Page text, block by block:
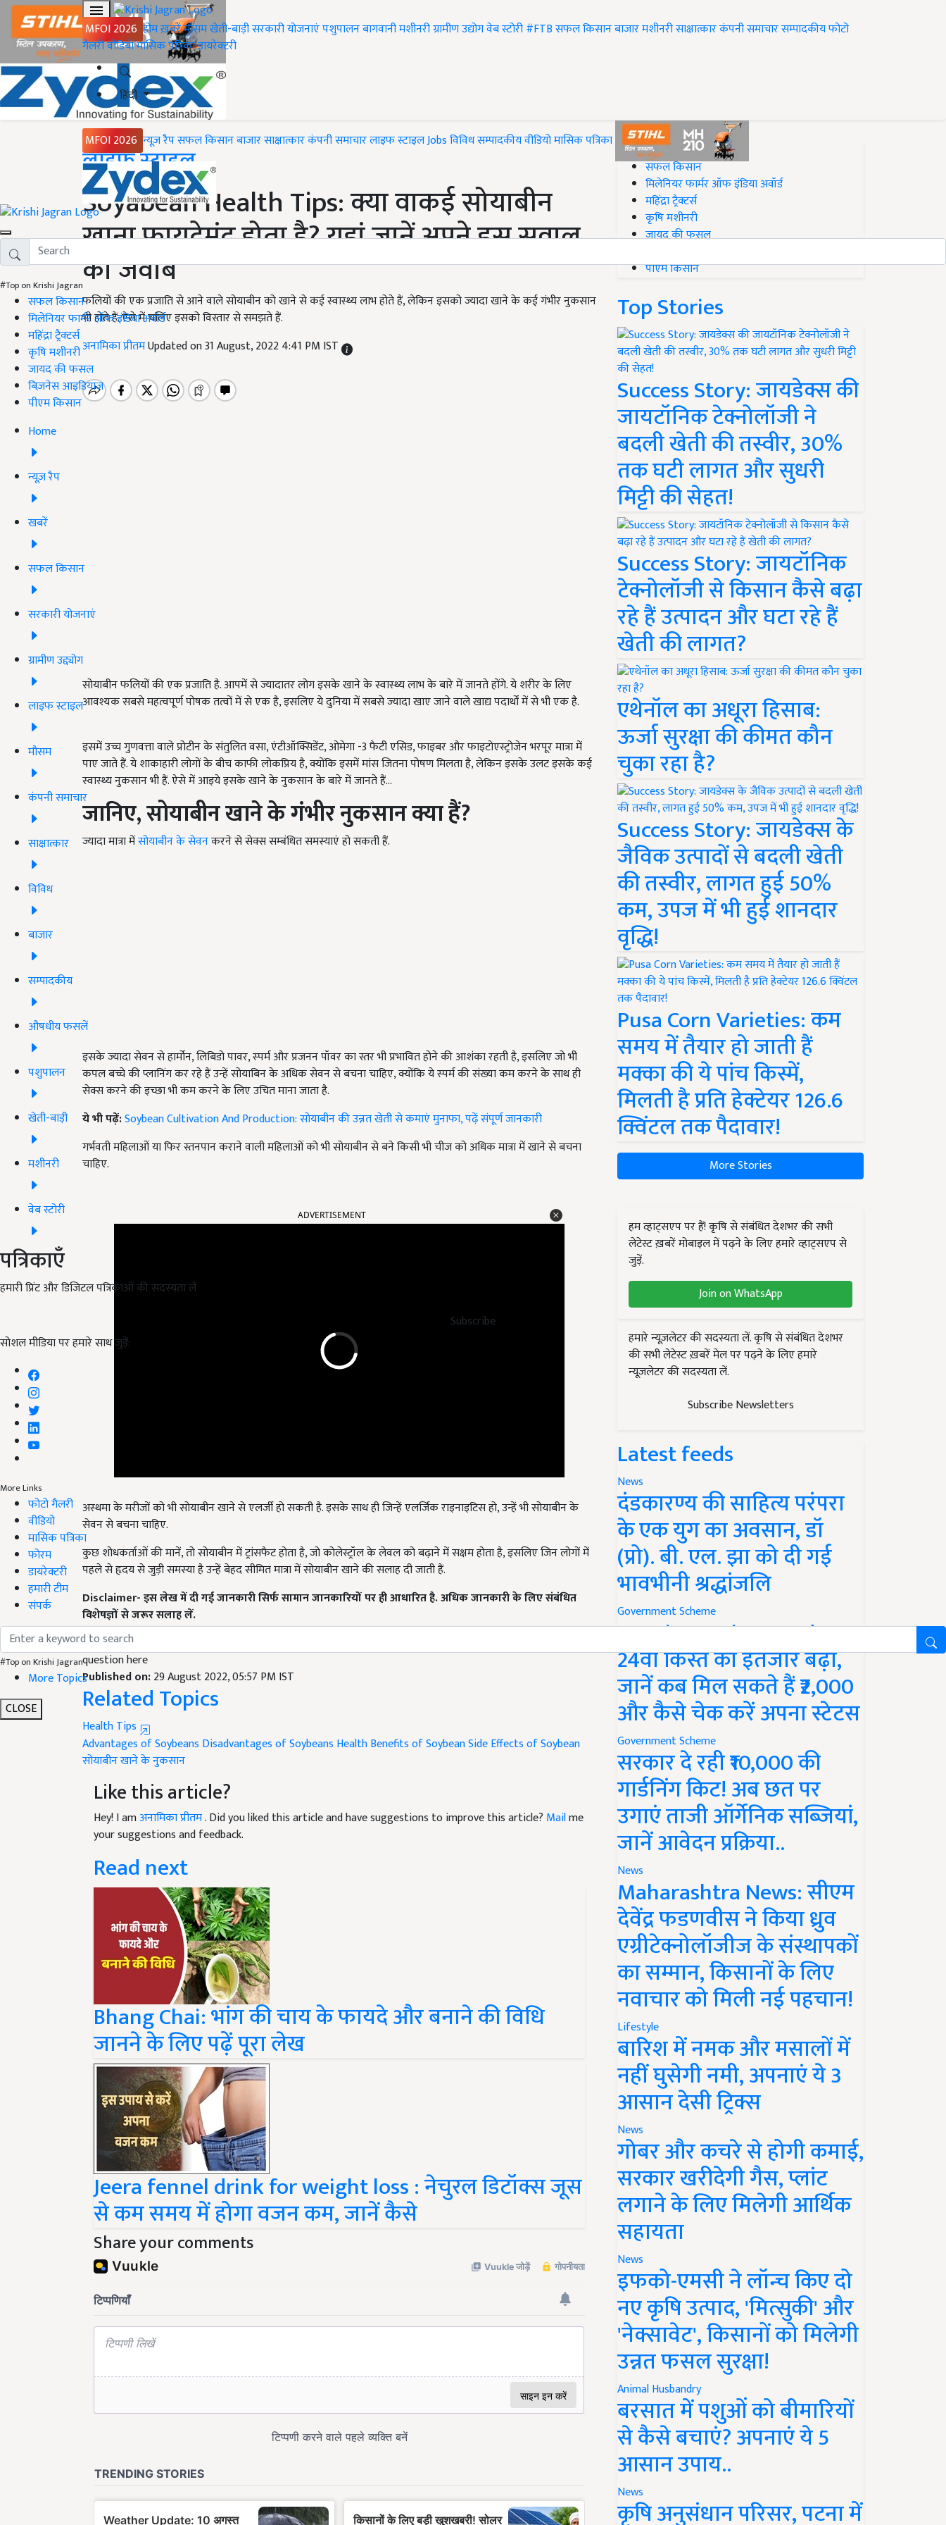
MFOI 2026 होमख़बरेंमौसमखेती-बाड़ीसरकारी योजनाएंपशुपालनबागवानीमशीनरीग्रामीण उद्योगवेब स्टोरी#FTBसफल किसानबाजारमशीनरीसाक्षात्कारकंपनी समाचारसम्पादकीयफोटो
गैलरीवीडियोमासिक पत्रिकाडायरेक्टरी
हिंदी
MFOI 2026 न्यूज़ रैपसफल किसानबाजारसाक्षात्कारकंपनी समाचारलाइफ स्टाइलJobsविविधसम्पादकीयवीडियोमासिक पत्रिका
#Top on Krishi Jagran
सफल किसान
मिलेनियर फार्मर ऑफ इंडिया अवॉर्ड
महिंद्रा ट्रैक्टर्स
कृषि मशीनरी
जायद की फसल
बिज़नेस आइडियाज
पीएम किसान
Home
न्यूज़ रैप
खबरें
सफल किसान
सरकारी योजनाएं
ग्रामीण उद्द्योग
लाइफ स्टाइल
मौसम
कंपनी समाचार
साक्षात्कार
विविध
बाजार
सम्पादकीय
औषधीय फसलें
पशुपालन
खेती-बाड़ी
मशीनरी
वेब स्टोरी
पत्रिकाएँ
हमारी प्रिंट और डिजिटल पत्रिकाओं की सदस्यता लें
Subscribe
सोशल मीडिया पर हमारे साथ जुड़ें:
More Links
फोटो गैलरी
वीडियो
मासिक पत्रिका
फोरम
डायरेक्टरी
हमारी टीम
संपर्क
#Top on Krishi Jagran
More Topics
CLOSE
Home
लाइफ स्टाइल
Soyabean Health Tips: क्या वाकई सोयाबीन
खाना फायदेमंद होता है? यहां जानें अपने इस सवाल
का जवाब
फलियों की एक प्रजाति से आने वाले सोयाबीन को खाने से कई स्वास्थ्य लाभ होते हैं, लेकिन इसको ज्यादा खाने के कई गंभीर नुकसान
भी होते हैं. ऐसे में चलिए इसको विस्तार से समझते हैं.
अनामिका प्रीतमUpdated on 31 August, 2022 4:41 PM IST
सोयाबीन फलियों की एक प्रजाति है. आपमें से ज्यादातर लोग इसके खाने के स्वास्थ्य लाभ के बारे में जानते होंगे. ये शरीर के लिए
आवश्यक सबसे महत्वपूर्ण पोषक तत्वों में से एक है, इसलिए ये दुनिया में सबसे ज्यादा खाए जाने वाले खाद्य पदार्थों में से भी एक है.
इसमें उच्च गुणवत्ता वाले प्रोटीन के संतुलित वसा, एंटीऑक्सिडेंट, ओमेगा -3 फैटी एसिड, फाइबर और फाइटोएस्ट्रोजेन भरपूर मात्रा में
पाए जाते हैं. ये शाकाहारी लोगों के बीच काफी लोकप्रिय है, क्योंकि इसमें मांस जितना पोषण मिलता है, लेकिन इसके उलट इसके कई
स्वास्थ्य नुकसान भी हैं. ऐसे में आइये इसके खाने के नुकसान के बारे में जानते हैं...
जानिए, सोयाबीन खाने के गंभीर नुकसान क्या हैं?
ज्यादा मात्रा मेंसोयाबीन के सेवनकरने से सेक्स सम्बंधित समस्याएं हो सकती हैं.
इसके ज्यादा सेवन से हार्मोन, लिबिडो पावर, स्‍पर्म और प्रजनन पॉवर का स्तर भी प्रभावित होने की आशंका रहती है, इसलिए जो भी
कपल बच्चे की प्लानिंग कर रहे हैं उन्हें सोयाबिन के अधिक सेवन से बचना चाहिए, क्योंकि ये स्‍पर्म की संख्या कम करने के साथ ही
सेक्स करने की इच्छा भी कम करने के लिए उचित माना जाता है.
ये भी पढ़ें:Soybean Cultivation And Production: सोयाबीन की उन्नत खेती से कमाएं मुनाफा, पढ़ें संपूर्ण जानकारी
गर्भवती महिलाओं या फिर स्तनपान कराने वाली महिलाओं को भी सोयाबीन से बने किसी भी चीज को अधिक मात्रा में खाने से बचना
चाहिए.
ADVERTISEMENT
अस्थमा के मरीजों को भी सोयाबीन खाने से एलर्जी हो सकती है. इसके साथ ही जिन्हें एलर्जिक राइनाइटिस हो, उन्हें भी सोयाबीन के
सेवन से बचना चाहिए.
कुछ शोधकर्ताओं की मानें, तो सोयाबीन में ट्रांसफैट होता है, जो कोलेस्ट्रॉल के लेवल को बढ़ाने में सक्षम होता है, इसलिए जिन लोगों में
पहले से हृदय से जुड़ी समस्या है उन्हें बेहद सीमित मात्रा में सोयाबीन खाने की सलाह दी जाती हैं.
Disclaimer- इस लेख में दी गई जानकारी सिर्फ सामान जानकारियों पर ही आधारित है. अधिक जानकारी के लिए संबंधित
विशेषज्ञों से जरूर सलाह लें.
English Summary:
question here
Published on:29 August 2022, 05:57 PM IST
Related Topics
Health Tips
Advantages of Soybeans Disadvantages of Soybeans Health Benefits of SoybeanSide Effects of Soybean
सोयाबीन खाने के नुकसान
Like this article?
Hey! I amअनामिका प्रीतम. Did you liked this article and have suggestions to improve this article? Mailme
your suggestions and feedback.
Read next
Bhang Chai: भांग की चाय के फायदे और बनाने की विधि
जानने के लिए पढ़ें पूरा लेख
Jeera fennel drink for weight loss : नेचुरल डिटॉक्स जूस
से कम समय में होगा वजन कम, जानें कैसे
Share your comments
#Top on Krishi Jagran
सफल किसान
मिलेनियर फार्मर ऑफ इंडिया अवॉर्ड
महिंद्रा ट्रैक्टर्स
कृषि मशीनरी
जायद की फसल
पीएम किसान
Top Stories
Success Story: जायडेक्स की
जायटॉनिक टेक्नोलॉजी ने
बदली खेती की तस्वीर, 30%
तक घटी लागत और सुधरी
मिट्टी की सेहत!
Success Story: जायटॉनिक
टेक्नोलॉजी से किसान कैसे बढ़ा
रहे हैं उत्पादन और घटा रहे हैं
खेती की लागत?
एथेनॉल का अधूरा हिसाब:
ऊर्जा सुरक्षा की कीमत कौन
चुका रहा है?
Success Story: जायडेक्स के
जैविक उत्पादों से बदली खेती
की तस्वीर, लागत हुई 50%
कम, उपज में भी हुई शानदार
वृद्धि!
Pusa Corn Varieties: कम
समय में तैयार हो जाती हैं
मक्का की ये पांच किस्में,
मिलती है प्रति हेक्टेयर 126.6
क्विंटल तक पैदावार!
More Stories
हम व्हाट्सएप पर हैं! कृषि से संबंधित देशभर की सभी
लेटेस्ट ख़बरें मोबाइल में पढ़ने के लिए हमारे व्हाट्सएप से
जुड़ें.
Join on WhatsApp
हमारे न्यूज़लेटर की सदस्यता लें. कृषि से संबंधित देशभर
की सभी लेटेस्ट ख़बरें मेल पर पढ़ने के लिए हमारे
न्यूज़लेटर की सदस्यता लें.
Subscribe Newsletters
Latest feeds
News
दंडकारण्य की साहित्य परंपरा
के एक युग का अवसान, डॉ
(प्रो). बी. एल. झा को दी गई
भावभीनी श्रद्धांजलि
Government Scheme
PM Kisan Yojana Update:
24वीं किस्त का इंतजार बढ़ा,
जानें कब मिल सकते हैं ₹2,000
और कैसे चेक करें अपना स्टेटस
Government Scheme
सरकार दे रही ₹10,000 की
गार्डनिंग किट! अब छत पर
उगाएं ताजी ऑर्गेनिक सब्जियां,
जानें आवेदन प्रक्रिया..
News
Maharashtra News: सीएम
देवेंद्र फडणवीस ने किया ध्रुव
एग्रीटेक्नोलॉजीज के संस्थापकों
का सम्मान, किसानों के लिए
नवाचार को मिली नई पहचान!
Lifestyle
बारिश में नमक और मसालों में
नहीं घुसेगी नमी, अपनाएं ये 3
आसान देसी ट्रिक्स
News
गोबर और कचरे से होगी कमाई,
सरकार खरीदेगी गैस, प्लांट
लगाने के लिए मिलेगी आर्थिक
सहायता
News
इफको-एमसी ने लॉन्च किए दो
नए कृषि उत्पाद, 'मित्सुकी' और
'नेक्सावेट', किसानों को मिलेगी
उन्नत फसल सुरक्षा!
Animal Husbandry
बरसात में पशुओं को बीमारियों
से कैसे बचाएं? अपनाएं ये 5
आसान उपाय..
News
कृषि अनुसंधान परिसर, पटना में